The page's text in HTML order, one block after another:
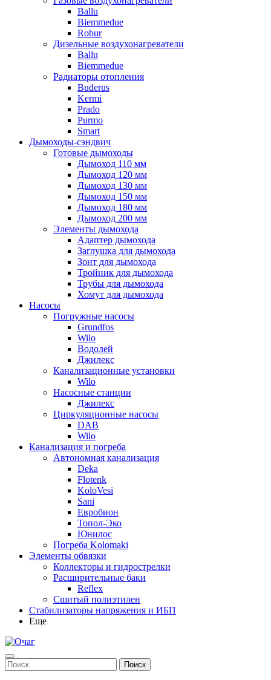
Ballu
Biemmedue
Robur
Дизельные воздухонагреватели
Ballu
Biemmedue
Радиаторы отопления
Buderus
Kermi
Prado
Purmo
Smart
Дымоходы-сэндвич
Готовые дымоходы
Дымоход 110 мм
Дымоход 120 мм
Дымоход 130 мм
Дымоход 150 мм
Дымоход 180 мм
Дымоход 200 мм
Элементы дымохода
Адаптер дымохода
Заглушка для дымохода
Зонт для дымохода
Тройник для дымохода
Трубы для дымохода
Хомут для дымохода
Насосы
Погружные насосы
Grundfos
Wilo
Водолей
Джилекс
Канализационные установки
Wilo
Насосные станции
Джилекс
Циркуляционные насосы
DAB
Wilo
Канализация и погреба
Автономная канализация
Deka
Flotenk
KoloVesi
Sani
Евробион
Топол-Эко
Юнилос
Погреба Kolomaki
Элементы обвязки
Коллекторы и гидрострелки
Расширительные баки
Reflex
Сшитый полиэтилен
Стабилизаторы напряжения и ИБП
Еще